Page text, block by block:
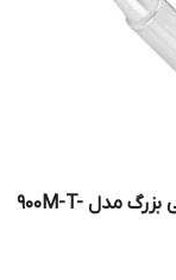
نوک هویه ماتیکی بزرگ مدل 900M-T-